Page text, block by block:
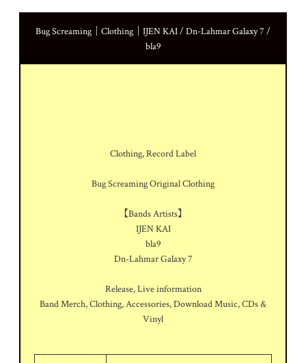
Bug Screaming｜Clothing｜IJEN KAI / Dn-Lahmar Galaxy 7 /
bla9
Clothing, Record Label
Bug Screaming Original Clothing
【Bands Artists】
IJEN KAI
bla9
Dn-Lahmar Galaxy 7
Release, Live information
Band Merch, Clothing, Accessories, Download Music, CDs &
Vinyl